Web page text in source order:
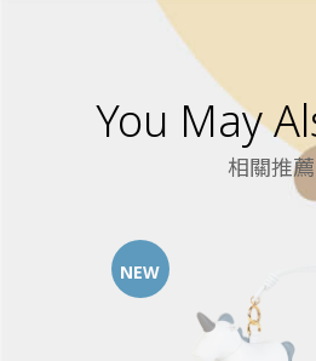
You May
相關推薦
NEW